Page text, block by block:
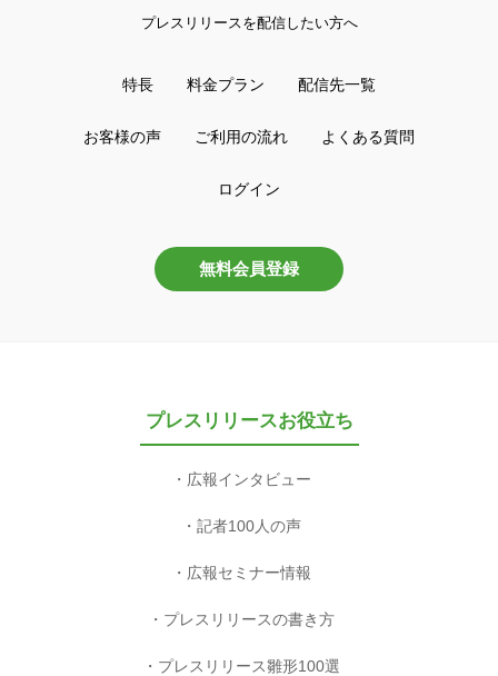
プレスリリースを配信したい方へ
特長 料金プラン 配信先一覧
お客様の声 ご利用の流れ よくある質問
ログイン
無料会員登録
プレスリリースお役立ち
広報インタビュー
記者100人の声
広報セミナー情報
プレスリリースの書き方
プレスリリース雛形100選